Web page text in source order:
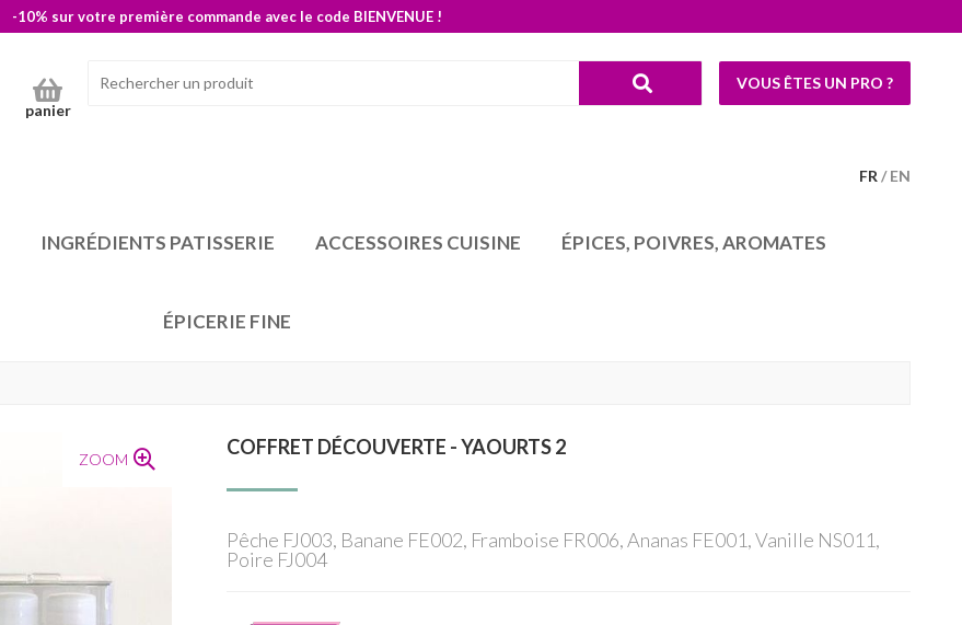
-10% sur votre première commande avec le code BIENVENUE !
FR EN
panier
VOUS ÊTES UN PRO ?
INGRÉDIENTS PATISSERIE ACCESSOIRES CUISINE ÉPICES, POIVRES, AROMATES
ÉPICERIE FINE
ZOOM
COFFRET DÉCOUVERTE - YAOURTS 2
Pêche FJ003, Banane FE002, Framboise FR006, Ananas FE001, Vanille NS011,
Poire FJ004